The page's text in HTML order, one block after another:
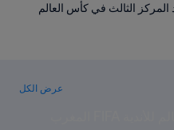
المركز الثالث في كأس العالم
عرض الكل